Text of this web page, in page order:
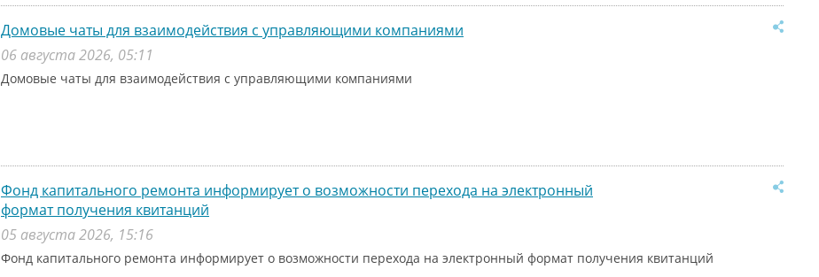
Домовые чаты для взаимодействия с управляющими компаниями
06 августа 2026, 05:11
Домовые чаты для взаимодействия с управляющими компаниями
Фонд капитального ремонта информирует о возможности перехода на электронный
формат получения квитанций
05 августа 2026, 15:16
Фонд капитального ремонта информирует о возможности перехода на электронный формат получения квитанций